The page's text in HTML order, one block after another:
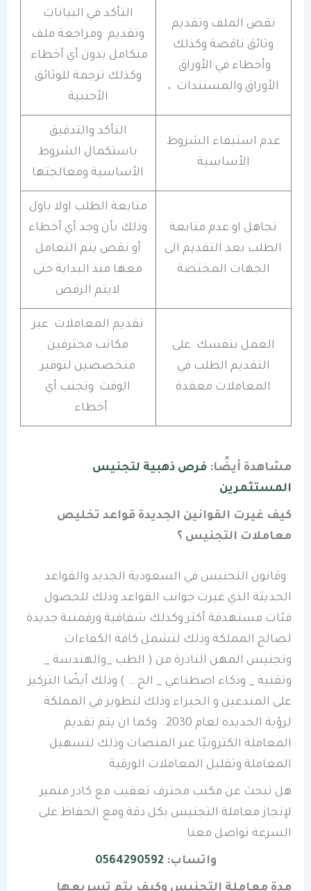
نقص الملف وتقديم
وثائق ناقصة وكذلك
وأخطاء في الأوراق
الأوراق والمستندات ،
التأكد في البيانات
وتقديم ومراجعة ملف
متكامل بدون أي أخطاء
وكذلك ترجمة للوثائق
الأجنبية
عدم استيفاء الشروط
الأساسية
التأكد والتدقيق
باستكمال الشروط
الأساسية ومعالجتها
تجاهل او عدم متابعة
الطلب بعد التقديم الى
الجهات المختصة
متابعة الطلب اولا باول
وذلك بأن وجد أي أخطاء
أو نقص يتم التعامل
معها منذ البداية حتى
لايتم الرفض
العمل بنفسك على
التقديم الطلب في
المعاملات معقدة
تقديم المعاملات عبر
مكاتب محترفين
متخصصين لتوفير
الوقت وتجنب أي
أخطاء
مشاهدة أيضًا: فرص ذهبية لتجنيس
المستثمرين
كيف غيرت القوانين الجديدة قواعد تخليص
معاملات التجنيس ؟
وقانون التجنيس في السعودية الجديد والقواعد
الحديثة الذي غيرت جوانب القواعد وذلك للحصول
فئات مستهدفة أكثر وكذلك شفافية ورقمنىة جديدة
لصالح المملكة وذلك لتشمل كافة الكفاءات
وتجنيس المهن النادرة من ( الطب _والهندسة _
وتقنية _ وذكاء اصطناعي _ الخ … ) وذلك أيضًا التركيز
على المبدعين و الخبراء وذلك لتطوير في المملكة
لرؤية الجديده لعام 2030. وكما ان يتم تقديم
المعاملة الكترونيًا عبر المنصات وذلك لتسهيل
المعاملة وتقليل المعاملات الورقية
هل تبحث عن مكتب محترف تعقيب مع كادر متميز
لإنجاز معاملة التجنيس بكل دقة ومع الحفاظ على
السرعة تواصل معنا
واتساب: 0564290592